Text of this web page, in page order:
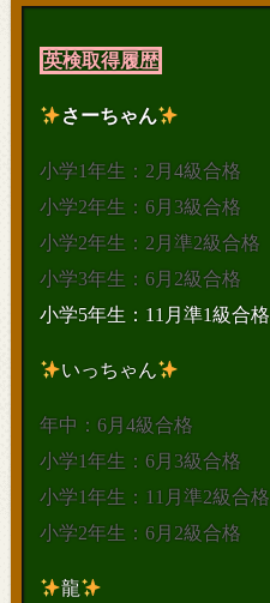
英検取得履歴
さーちゃん
小学1年生：2月4級合格
小学2年生：6月3級合格
小学2年生：2月準2級合格
小学3年生：6月2級合格
小学5年生：11月準1級合格
いっちゃん
年中：6月4級合格
小学1年生：6月3級合格
小学1年生：11月準2級合格
小学2年生：6月2級合格
龍